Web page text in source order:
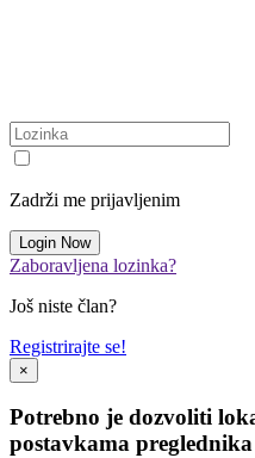
Zadrži me prijavljenim
Zaboravljena lozinka?
Još niste član?
Registrirajte se!
×
Potrebno je dozvoliti
postavkama preglednika